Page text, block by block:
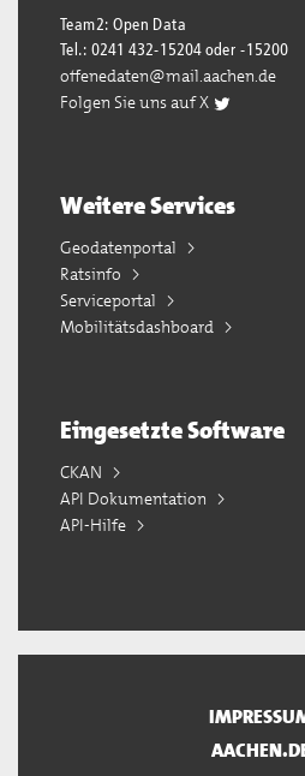
Team2: Open Data
Tel.: 0241 432-15204 oder -15200
offenedaten@mail.aachen.de
Folgen Sie uns auf X
Weitere Services
Geodatenportal
Ratsinfo
Serviceportal
Mobilitätsdashboard
Eingesetzte Software
CKAN
API Dokumentation
API-Hilfe